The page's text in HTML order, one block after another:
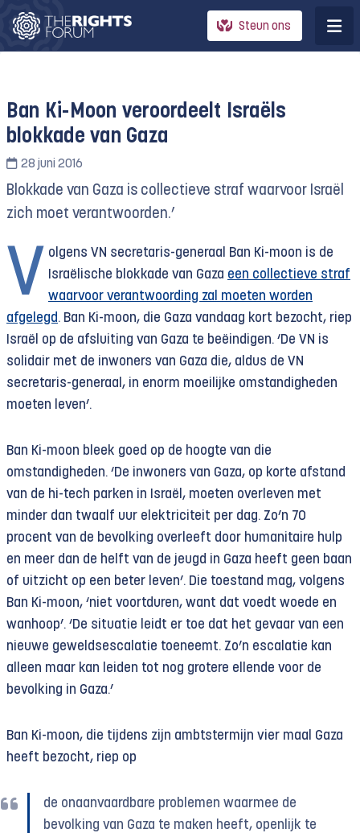
Steun ons
Ban Ki-Moon veroordeelt Israëls
blokkade van Gaza
28 juni 2016
Blokkade van Gaza is collectieve straf waarvoor Israël
zich moet verantwoorden.’
V olgens VN secretaris-generaal Ban Ki-moon is de
Israëlische blokkade van Gaza een collectieve straf
waarvoor verantwoording zal moeten worden
afgelegd. Ban Ki-moon, die Gaza vandaag kort bezocht, riep
Israël op de afsluiting van Gaza te beëindigen. ‘De VN is
solidair met de inwoners van Gaza die, aldus de VN
secretaris-generaal, in enorm moeilijke omstandigheden
moeten leven’.
Ban Ki-moon bleek goed op de hoogte van die
omstandigheden. ‘De inwoners van Gaza, op korte afstand
van de hi-tech parken in Israël, moeten overleven met
minder dan twaalf uur elektriciteit per dag. Zo’n 70
procent van de bevolking overleeft door humanitaire hulp
en meer dan de helft van de jeugd in Gaza heeft geen baan
of uitzicht op een beter leven’. Die toestand mag, volgens
Ban Ki-moon, ‘niet voortduren, want dat voedt woede en
wanhoop’. ‘De situatie leidt er toe dat het gevaar van een
nieuwe geweldsescalatie toeneemt. Zo’n escalatie kan
alleen maar kan leiden tot nog grotere ellende voor de
bevolking in Gaza.’
Ban Ki-moon, die tijdens zijn ambtstermijn vier maal Gaza
heeft bezocht, riep op
de onaanvaardbare problemen waarmee de
bevolking van Gaza te maken heeft, openlijk te